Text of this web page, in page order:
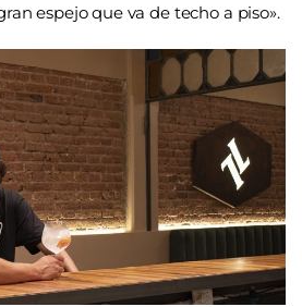
espejo que va de techo a piso».